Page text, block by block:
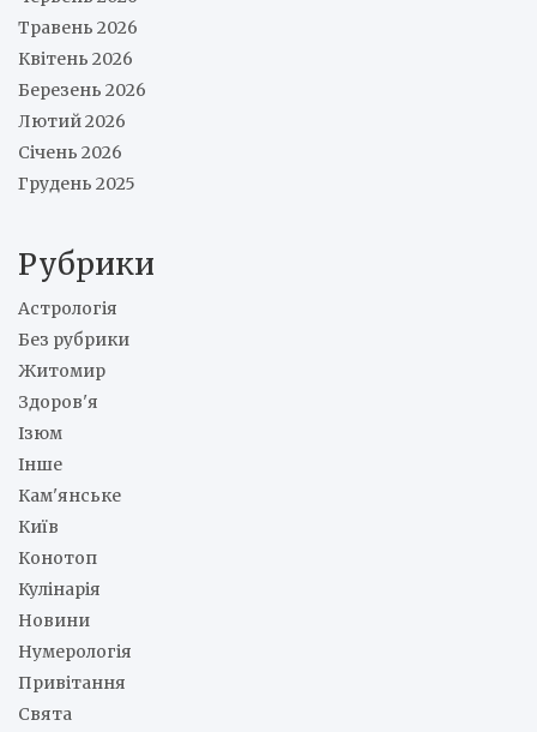
Травень 2026
Квітень 2026
Березень 2026
Лютий 2026
Січень 2026
Грудень 2025
Рубрики
Астрологія
Без рубрики
Житомир
Здоров'я
Ізюм
Інше
Кам'янське
Київ
Конотоп
Кулінарія
Новини
Нумерологія
Привітання
Свята